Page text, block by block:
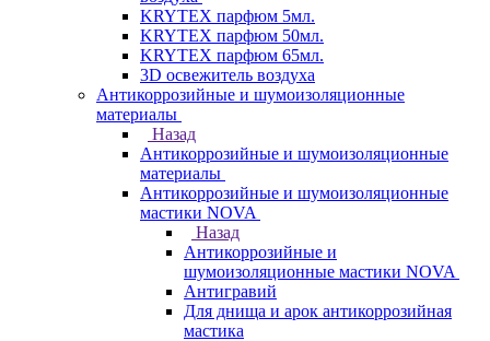
KRYTEX парфюм 5мл.
KRYTEX парфюм 50мл.
KRYTEX парфюм 65мл.
3D освежитель воздуха
Антикоррозийные и шумоизоляционные
материалы
Назад
Антикоррозийные и шумоизоляционные
материалы
Антикоррозийные и шумоизоляционные
мастики NOVA
Назад
Антикоррозийные и
шумоизоляционные мастики NOVA
Антигравий
Для днища и арок антикоррозийная
мастика